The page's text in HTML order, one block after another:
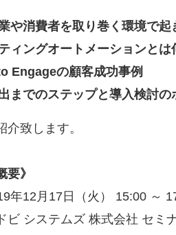
や消費者を取り巻く環境で起
ィングオートメーションとは
Engageの顧客成功事例
までのステップと導入検討の
介致します。
要》
年12月17日（火） 15:00 ～
システムズ 株式会社 セミ